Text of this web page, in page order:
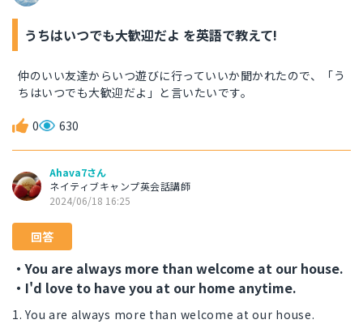
うちはいつでも大歓迎だよ を英語で教えて!
仲のいい友達からいつ遊びに行っていいか聞かれたので、「う
ちはいつでも大歓迎だよ」と言いたいです。
0 630
Ahava7さん
ネイティブキャンプ英会話講師
2024/06/18 16:25
回答
・You are always more than welcome at our house.
・I'd love to have you at our home anytime.
1. You are always more than welcome at our house.